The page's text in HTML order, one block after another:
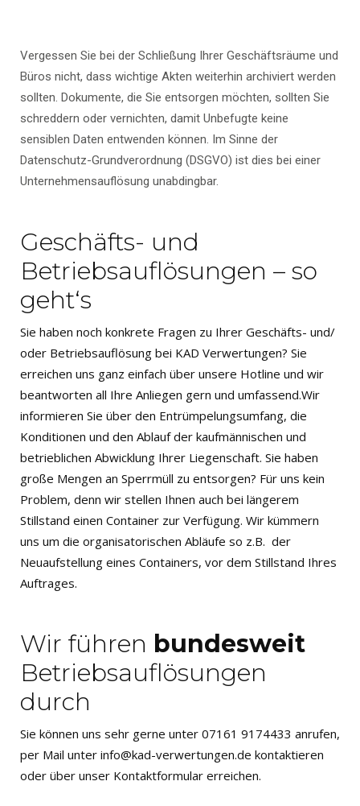
Vergessen Sie bei der Schließung Ihrer Geschäftsräume und
Büros nicht, dass wichtige Akten weiterhin archiviert werden
sollten. Dokumente, die Sie entsorgen möchten, sollten Sie
schreddern oder vernichten, damit Unbefugte keine
sensiblen Daten entwenden können. Im Sinne der
Datenschutz-Grundverordnung (DSGVO) ist dies bei einer
Unternehmensauflösung unabdingbar.
Geschäfts- und
Betriebsauflösungen – so
geht‘s
Sie haben noch konkrete Fragen zu Ihrer Geschäfts- und/
oder Betriebsauflösung bei KAD Verwertungen? Sie
erreichen uns ganz einfach über unsere Hotline und wir
beantworten all Ihre Anliegen gern und umfassend.Wir
informieren Sie über den Entrümpelungsumfang, die
Konditionen und den Ablauf der kaufmännischen und
betrieblichen Abwicklung Ihrer Liegenschaft. Sie haben
große Mengen an Sperrmüll zu entsorgen? Für uns kein
Problem, denn wir stellen Ihnen auch bei längerem
Stillstand einen Container zur Verfügung. Wir kümmern
uns um die organisatorischen Abläufe so z.B. der
Neuaufstellung eines Containers, vor dem Stillstand Ihres
Auftrages.
Wir führen bundesweit
Betriebsauflösungen
durch
Sie können uns sehr gerne unter 07161 9174433 anrufen,
per Mail unter info@kad-verwertungen.de kontaktieren
oder über unser Kontaktformular erreichen.